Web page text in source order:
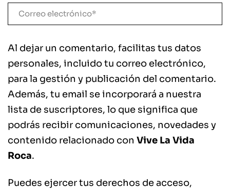
Al dejar un comentario, facilitas tus datos
personales, incluido tu correo electrónico,
para la gestión y publicación del comentario.
Además, tu email se incorporará a nuestra
lista de suscriptores, lo que significa que
podrás recibir comunicaciones, novedades y
contenido relacionado con Vive La Vida
Roca.
Puedes ejercer tus derechos de acceso,